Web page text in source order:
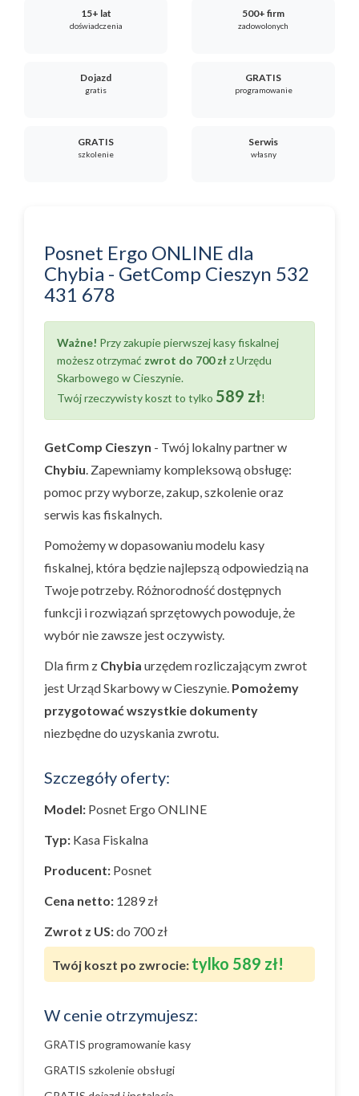
15+ lat
doświadczenia
500+ firm
zadowolonych
Dojazd
gratis
GRATIS
programowanie
GRATIS
szkolenie
Serwis
własny
Posnet Ergo ONLINE dla
Chybia - GetComp Cieszyn 532
431 678
Ważne! Przy zakupie pierwszej kasy fiskalnej
możesz otrzymać zwrot do 700 złz Urzędu
Skarbowego w Cieszynie.
Twój rzeczywisty koszt to tylko 589 zł!
GetComp Cieszyn - Twój lokalny partner w
Chybiu. Zapewniamy kompleksową obsługę:
pomoc przy wyborze, zakup, szkolenie oraz
serwis kas fiskalnych.
Pomożemy w dopasowaniu modelu kasy
fiskalnej, która będzie najlepszą odpowiedzią na
Twoje potrzeby. Różnorodność dostępnych
funkcji i rozwiązań sprzętowych powoduje, że
wybór nie zawsze jest oczywisty.
Dla firm z Chybia urzędem rozliczającym zwrot
jest Urząd Skarbowy w Cieszynie. Pomożemy
przygotować wszystkie dokumenty
niezbędne do uzyskania zwrotu.
Szczegóły oferty:
Model: Posnet Ergo ONLINE
Typ: Kasa Fiskalna
Producent: Posnet
Cena netto: 1289 zł
Zwrot z US:do 700 zł
Twój koszt po zwrocie: tylko 589 zł!
W cenie otrzymujesz:
GRATIS programowanie kasy
GRATIS szkolenie obsługi